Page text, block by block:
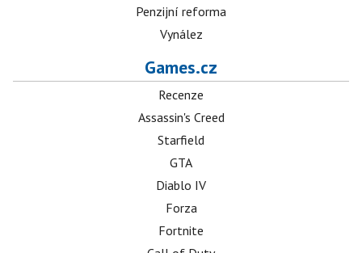
Penzijní reforma
Vynález
Games.cz
Recenze
Assassin's Creed
Starfield
GTA
Diablo IV
Forza
Fortnite